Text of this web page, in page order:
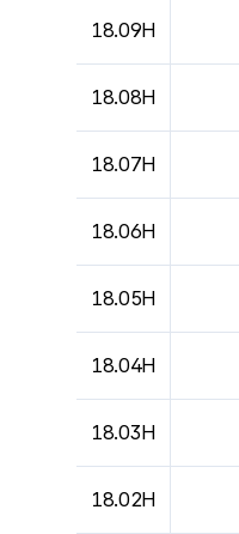
18.09H
18.08H
18.07H
18.06H
18.05H
18.04H
18.03H
18.02H